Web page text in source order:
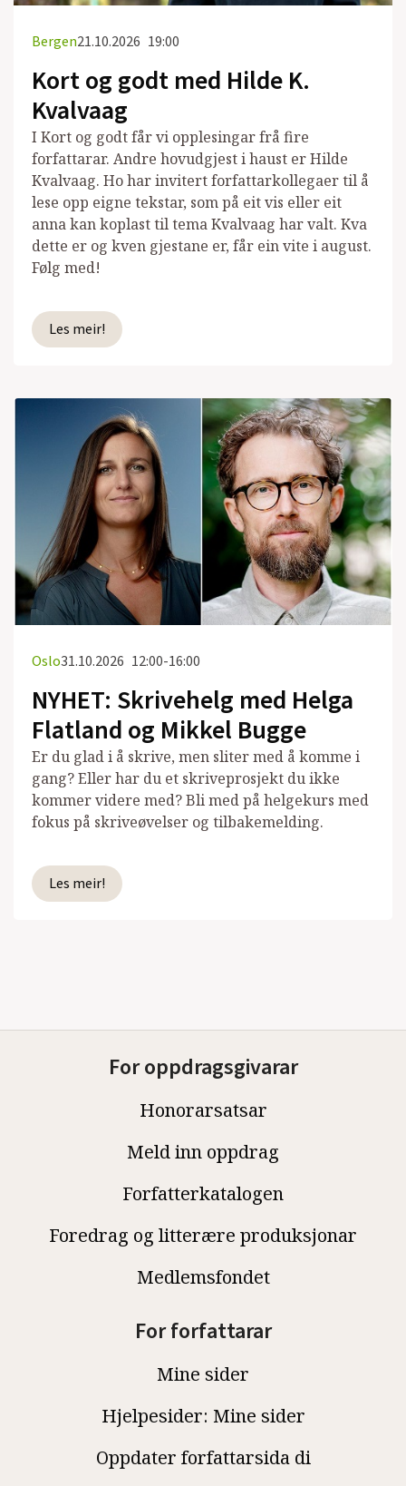
Bergen21.10.2026 19:00
Kort og godt med Hilde K.
Kvalvaag
I Kort og godt får vi opplesingar frå fire
forfattarar. Andre hovudgjest i haust er Hilde
Kvalvaag. Ho har invitert forfattarkollegaer til å
lese opp eigne tekstar, som på eit vis eller eit
anna kan koplast til tema Kvalvaag har valt. Kva
dette er og kven gjestane er, får ein vite i august.
Følg med!
Les meir!
Oslo31.10.2026 12:00-16:00
NYHET: Skrivehelg med Helga
Flatland og Mikkel Bugge
Er du glad i å skrive, men sliter med å komme i
gang? Eller har du et skriveprosjekt du ikke
kommer videre med? Bli med på helgekurs med
fokus på skriveøvelser og tilbakemelding.
Les meir!
For oppdragsgivarar
Honorarsatsar
Meld inn oppdrag
Forfatterkatalogen
Foredrag og litterære produksjonar
Medlemsfondet
For forfattarar
Mine sider
Hjelpesider: Mine sider
Oppdater forfattarsida di